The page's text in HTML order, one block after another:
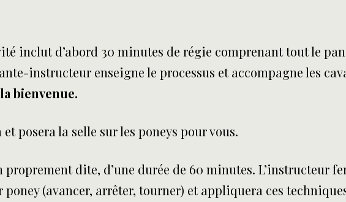
inclut d’abord 30 minutes de régie comprenant tout le
instructeur enseigne le processus et accompagne les
bienvenue.
posera la selle sur les poneys pour vous.
dite, d’une durée de 60 minutes. L’instructeur
(avancer, arrêter, tourner) et appliquera ces